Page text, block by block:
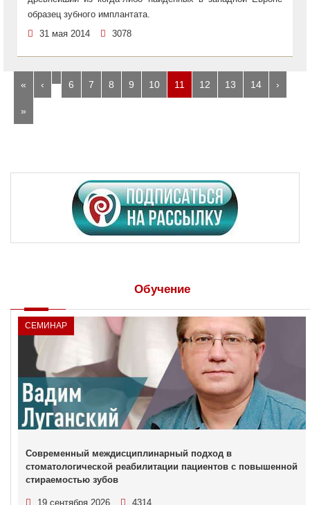
образец зубного имплантата.
31 мая 2014
3078
« ‹ 6 7 8 9 10 11 12 13 14 ›
»
Обучение
СЕМИНАР
Современный междисциплинарный подход в
стоматологической реабилитации пациентов с повышенной
стираемостью зубов
19 сентября 2026 4314